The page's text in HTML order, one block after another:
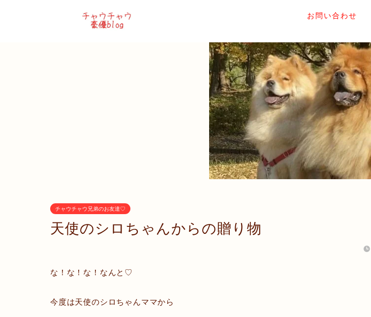
お問い合わせ
チャウチャウ兄弟のお友達♡
天使のシロちゃんからの贈り物
な！な！な！なんと♡
今度は天使のシロちゃんママから